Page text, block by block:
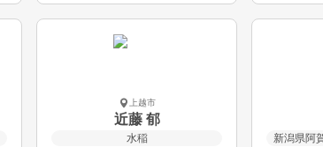
上越市
近藤 郁
水稲